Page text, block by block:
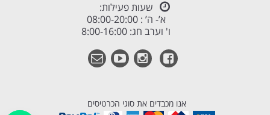
שעות פעילות:
א’- ה’ : 08:00-20:00
ו' וערב חג: 8:00-16:00
אנו מכבדים את סוגי הכרטיסים